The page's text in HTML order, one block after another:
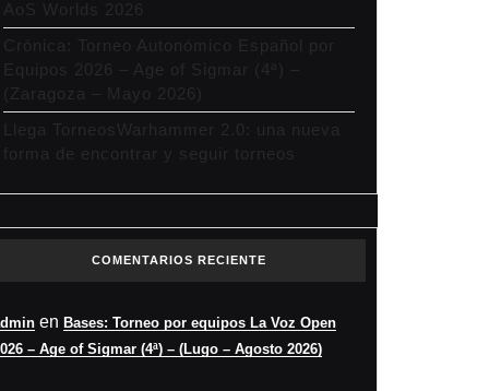
AoS Worlds 2026
Crónica: Torneo Autonómico Español por
Equipos 2026 – Age of Sigmar (4ª) –
(Zaragoza – Mayo 2026)
Llega TorneosWarhammer 2.0: una nueva
forma de encontrar y seguir torneos
COMENTARIOS RECIENTE
en Bases: Torneo por equipos La Voz Open
– Age of Sigmar (4ª) – (Lugo – Agosto 2026)